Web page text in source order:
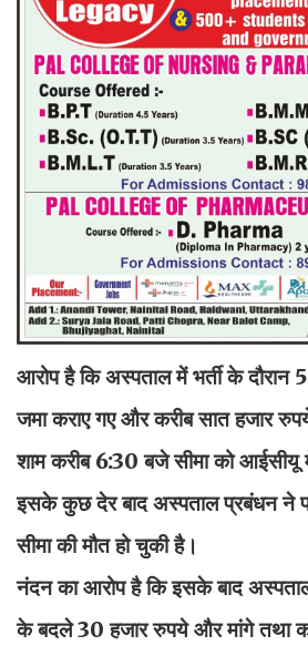
आरोप है कि अस्पताल में भर्ती के
जमा कराए गए और करीब सात हजार
शाम करीब 6:30 बजे सीमा को आईसीयू
इसके कुछ देर बाद अस्पताल प्रबंधन ने
सीमा की मौत हो चुकी है।
नंदन का आरोप है कि इसके बाद
के बदले 30 हजार रुपये और मांगे तथा